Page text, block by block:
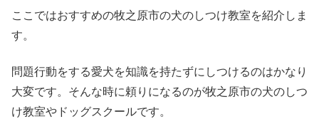
ここではおすすめの牧之原市の犬のしつけ教室を紹介しま
す。
問題行動をする愛犬を知識を持たずにしつけるのはかなり
大変です。そんな時に頼りになるのが牧之原市の犬のしつ
け教室やドッグスクールです。